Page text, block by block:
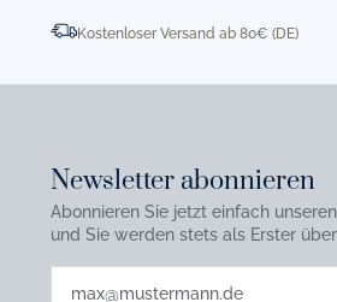
Kostenloser Versand ab 80€ (DE)
Newsletter abonnieren
Abonnieren Sie jetzt einfach
und Sie werden stets als Erster